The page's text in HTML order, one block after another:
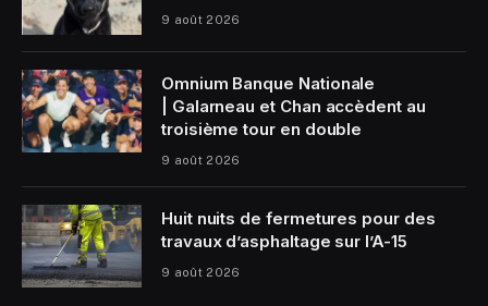
9 août 2026
Omnium Banque Nationale
| Galarneau et Chan accèdent au
troisième tour en double
9 août 2026
Huit nuits de fermetures pour des
travaux d’asphaltage sur l’A-15
9 août 2026